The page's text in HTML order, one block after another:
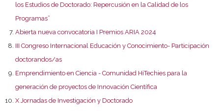
los Estudios de Doctorado: Repercusión en la Calidad de los
Programas”
Abierta nueva convocatoria I Premios ARIA 2024
III Congreso Internacional Educación y Conocimiento- Participación
doctorandos/as
Emprendimiento en Ciencia - Comunidad HiTechies para la
generación de proyectos de Innovación Científica
X Jornadas de Investigación y Doctorado